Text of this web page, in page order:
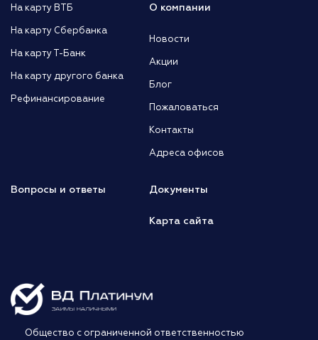
На карту ВТБ
На карту Сбербанка
На карту Т-Банк
На карту другого банка
Рефинансирование
О компании
Новости
Акции
Блог
Пожаловаться
Контакты
Адреса офисов
Вопросы и ответы Документы
Карта сайта
Общество с ограниченной ответственностью